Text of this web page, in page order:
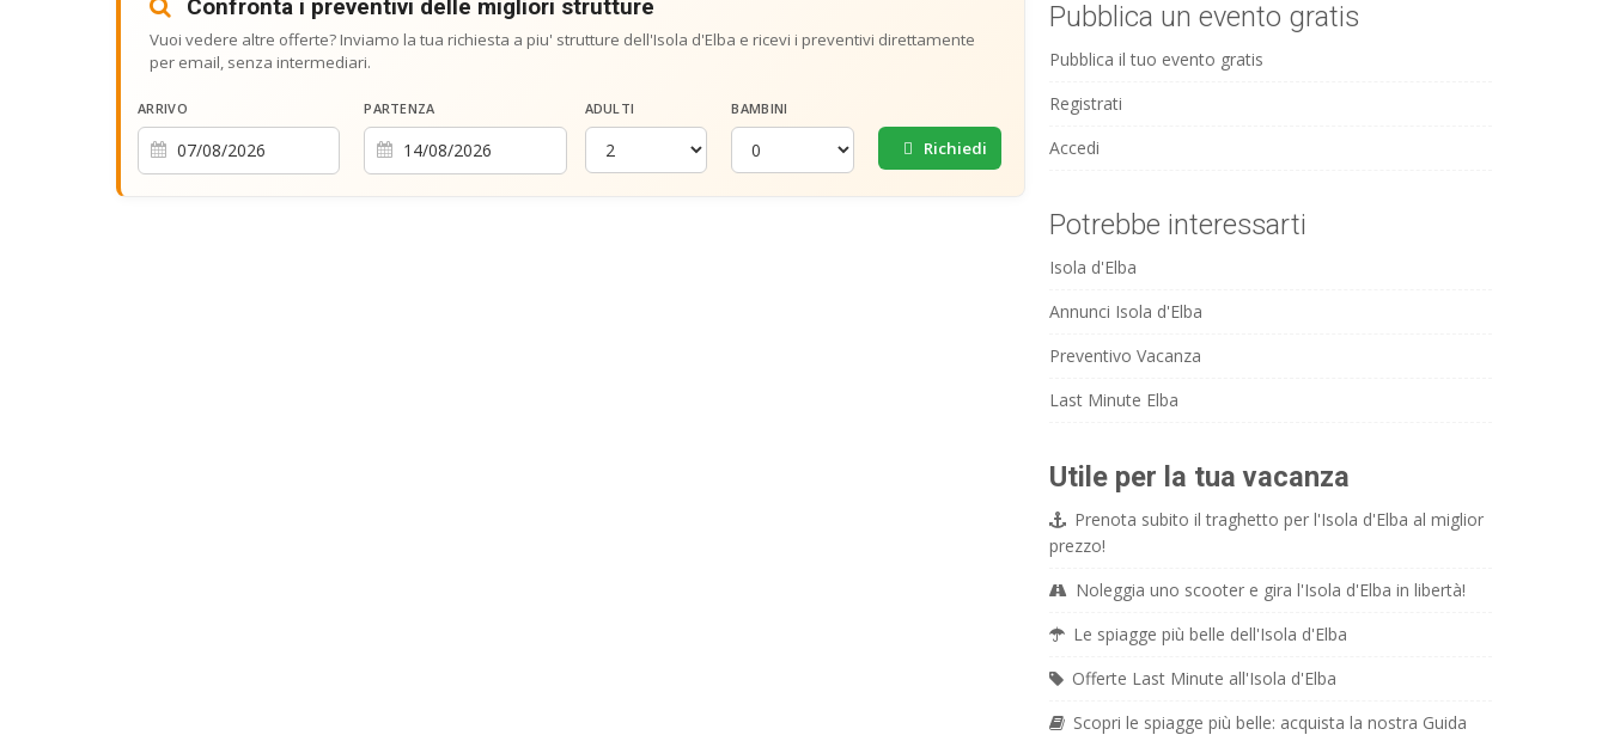
Confronta i preventivi delle migliori strutture
Vuoi vedere altre offerte? Inviamo la tua richiesta a piu' strutture dell'Isola d'Elba e ricevi i preventivi direttamente
per email, senza intermediari.
ARRIVO PARTENZA ADULTI BAMBINI
Richiedi
Pubblica un evento gratis
Pubblica il tuo evento gratis
Registrati
Accedi
Potrebbe interessarti
Isola d'Elba
Annunci Isola d'Elba
Preventivo Vacanza
Last Minute Elba
Utile per la tua vacanza
Prenota subito il traghetto per l'Isola d'Elba al miglior
prezzo!
Noleggia uno scooter e gira l'Isola d'Elba in libertà!
Le spiagge più belle dell'Isola d'Elba
Offerte Last Minute all'Isola d'Elba
Scopri le spiagge più belle: acquista la nostra Guida